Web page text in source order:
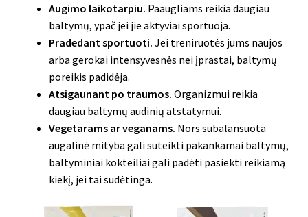
Augimo laikotarpiu. Paaugliams reikia daugiau
baltymų, ypač jei jie aktyviai sportuoja.
Pradedant sportuoti. Jei treniruotės jums naujos
arba gerokai intensyvesnės nei įprastai, baltymų
poreikis padidėja.
Atsigaunant po traumos. Organizmui reikia
daugiau baltymų audinių atstatymui.
Vegetarams ar veganams. Nors subalansuota
augalinė mityba gali suteikti pakankamai baltymų,
baltyminiai kokteiliai gali padėti pasiekti reikiamą
kiekį, jei tai sudėtinga.